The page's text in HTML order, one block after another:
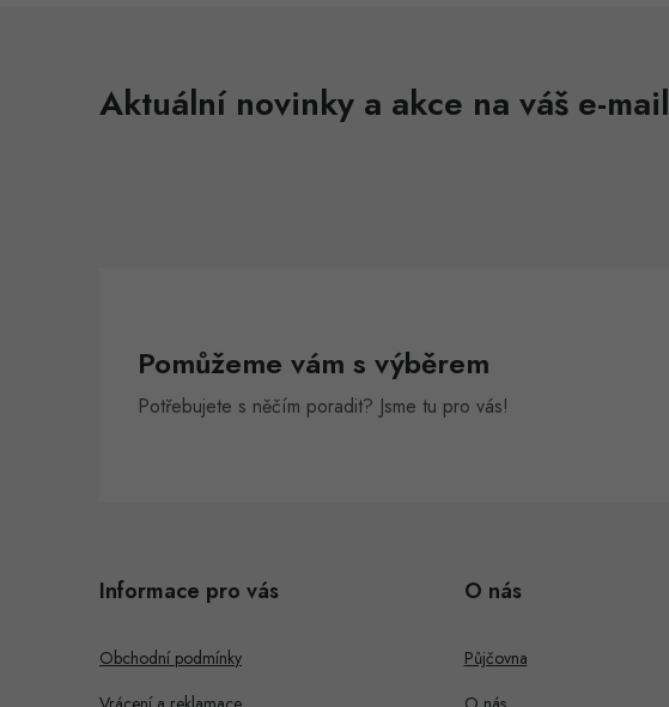
d
u
Aktuální novinky a akce na váš e-mail
Pomůžeme vám s výběrem
Potřebujete s něčím poradit? Jsme tu pro vás!
Informace pro vás
Obchodní podmínky
O nás
Půjčovna